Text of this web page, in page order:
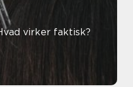
virker faktisk?